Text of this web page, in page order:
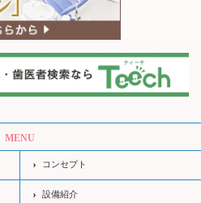
MENU
コンセプト
設備紹介